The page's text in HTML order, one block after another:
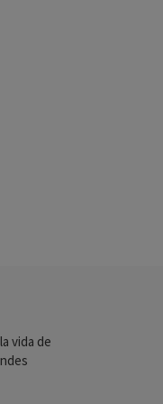
vida de